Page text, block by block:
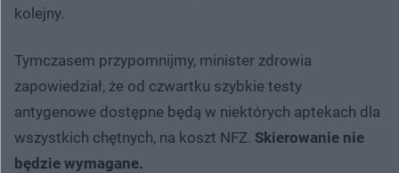
kolejny.
Tymczasem przypomnijmy, minister zdrowia
zapowiedział, że od czwartku szybkie testy
antygenowe dostępne będą w niektórych aptekach dla
wszystkich chętnych, na koszt NFZ. Skierowanie nie
będzie wymagane.